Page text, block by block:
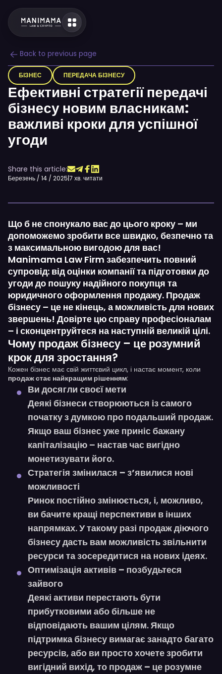
Back to previous page
БІЗНЕС ПЕРЕДАЧА БІЗНЕСУ
Ефективні стратегії передачі
бізнесу новим власникам:
важливі кроки для успішної
угоди
Share this article:
Березень / 14 / 2025|7 хв. читати
Що б не спонукало вас до цього кроку – ми
допоможемо зробити все швидко, безпечно та
з максимальною вигодою для вас!
Manimama Law Firm забезпечить повний
супровід: від оцінки компанії та підготовки до
угоди до пошуку надійного покупця та
юридичного оформлення продажу. Продаж
бізнесу – це не кінець, а можливість для нових
звершень! Довірте цю справу професіоналам
– і сконцентруйтеся на наступній великій цілі.
Чому продаж бізнесу – це розумний
крок для зростання?
Кожен бізнес має свій життєвий цикл, і настає момент, коли
продаж стає найкращим рішенням:
Ви досягли своєї мети
Деякі бізнеси створюються із самого
початкуз думкою про подальший продаж.
Якщо ваш бізнес уже приніс бажану
капіталізацію – настав час вигідно
монетизувати його.
Стратегія змінилася – з’явилися нові
можливості
Ринок постійно змінюється, і, можливо,
ви бачите кращі перспективи в інших
напрямках. У такому разі продаж діючого
бізнесу дасть вам можливістьзвільнити
ресурси та зосередитися на нових ідеях.
Оптимізація активів – позбудьтеся
зайвого
Деякі активи перестають бути
прибутковими або більше не
відповідають вашим цілям. Якщо
підтримка бізнесу вимагаєзанадто багато
ресурсів, або ви просто хочете зробити
вигідний вихід, то продаж – це розумне